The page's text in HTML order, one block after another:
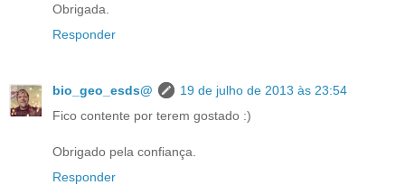
Obrigada.
Responder
bio_geo_esds@
19 de julho de 2013 às 23:54
Fico contente por terem gostado :)
Obrigado pela confiança.
Responder